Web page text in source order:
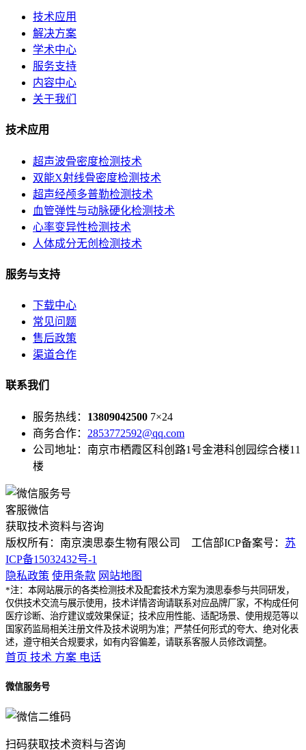
技术应用
解决方案
学术中心
服务支持
内容中心
关于我们
技术应用
超声波骨密度检测技术
双能X射线骨密度检测技术
超声经颅多普勒检测技术
血管弹性与动脉硬化检测技术
心率变异性检测技术
人体成分无创检测技术
服务与支持
下载中心
常见问题
售后政策
渠道合作
联系我们
服务热线： 13809042500 7×24
商务合作： 2853772592@qq.com
公司地址：南京市栖霞区科创路1号金港科创园综合楼11
楼
客服微信
获取技术资料与咨询
版权所有：南京澳思泰生物有限公司 工信部ICP备案号： 苏
ICP备15032432号-1
隐私政策 使用条款 网站地图
*注：本网站展示的各类检测技术及配套技术方案为澳思泰参与共同研发，
仅供技术交流与展示使用，技术详情咨询请联系对应品牌厂家，不构成任何
医疗诊断、治疗建议或效果保证；技术应用性能、适配场景、使用规范等以
国家药监局相关注册文件及技术说明为准；严禁任何形式的夸大、绝对化表
述，遵守相关合规要求，如有内容偏差，请联系客服人员修改调整。
首页 技术 方案 电话
微信服务号
扫码获取技术资料与咨询